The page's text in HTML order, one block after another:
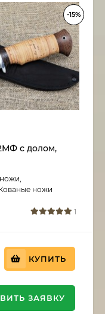
-15%
с долом,
ножи
1
КУПИТЬ
ЗАЯВКУ